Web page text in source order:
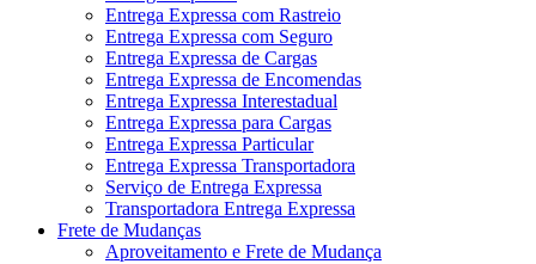
Entrega Expressa com Rastreio
Entrega Expressa com Seguro
Entrega Expressa de Cargas
Entrega Expressa de Encomendas
Entrega Expressa Interestadual
Entrega Expressa para Cargas
Entrega Expressa Particular
Entrega Expressa Transportadora
Serviço de Entrega Expressa
Transportadora Entrega Expressa
Frete de Mudanças
Aproveitamento e Frete de Mudança